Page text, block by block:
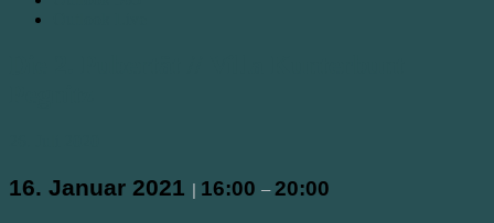
16. Januar 2021 | 16:00 –20:00